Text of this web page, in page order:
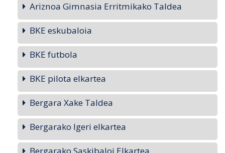
Ariznoa Gimnasia Erritmikako Taldea
BKE eskubaloia
BKE futbola
BKE pilota elkartea
Bergara Xake Taldea
Bergarako Igeri elkartea